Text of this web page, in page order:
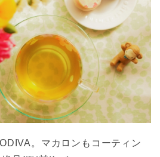
。マカロンもコーティン